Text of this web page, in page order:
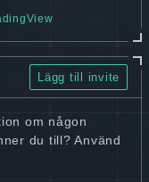
Lägg till invite
om någon
du till? Använd